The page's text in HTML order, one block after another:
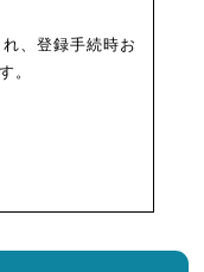
、登録手続時お
。